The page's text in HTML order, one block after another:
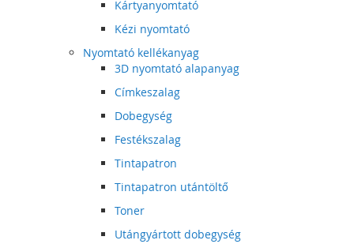
Kártyanyomtató
Kézi nyomtató
Nyomtató kellékanyag
3D nyomtató alapanyag
Címkeszalag
Dobegység
Festékszalag
Tintapatron
Tintapatron utántöltő
Toner
Utángyártott dobegység